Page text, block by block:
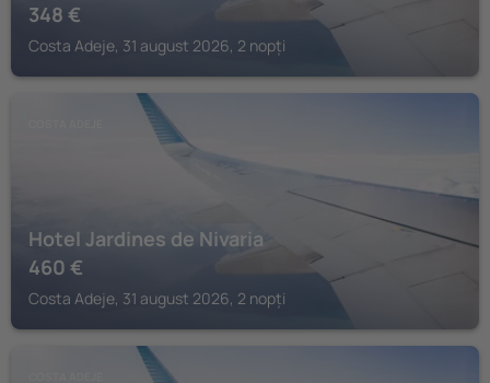
348 €
Costa Adeje, 31 august 2026, 2 nopți
Hotel Jardines de Nivaria
460 €
Costa Adeje, 31 august 2026, 2 nopți